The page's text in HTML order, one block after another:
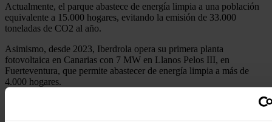
Actualmente, el parque abastece de energía limpia a una población
equivalente a 15.000 hogares, evitando la emisión de 33.000
toneladas de CO2 al año.
Asimismo, desde 2023, Iberdrola opera su primera planta
fotovoltaica en Canarias con 7 MW en Llanos Pelos III, en
Fuerteventura, que permite abastecer de energía limpia a más de
4.000 hogares.